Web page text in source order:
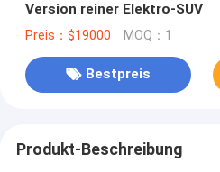
Version reiner Elektro-SUV
Preis：$19000 MOQ：1
Bestpreis
Produkt-Beschreibung